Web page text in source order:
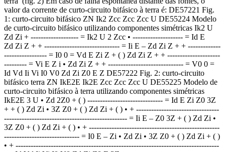
valor da corrente de curto-circuito bifásico à terra é: DE57221 Fig.
1: curto-circuito bifásico ZN Ik2 Zcc Zcc Zcc U DE55224 Modelo
de curto-circuito bifásico utilizando componentes simétricas Ik2 U
Zd Zi + ------------------- = Ik2 U 2 Zcc • -------------------- = Id E
Zd Zi Z + + ------------------------------ = Ii E – Zd Zi Z + + -------------
----------------- = I0 0 = Vd E Zi Z + ( ) Zd Zi Z + + ---------------------
--------- = Vi E Z i • Zd Zi Z + + ------------------------------ = V0 0 =
Id Vd Ii Vi I0 V0 Zd Zi Z0 E Z DE57222 Fig. 2: curto-circuito
bifásico terra ZN IkE2E Ik2E Zcc Zcc Zcc U DE55225 Modelo de
curto-circuito bifásico à terra utilizando componentes simétricas
IkE2E 3 U • Zd 2Z0 + ( ) ------------------------------ = Id E Zi Z0 3Z
+ + ( ) Zd Zi • 3Z Z0 + ( ) Zd Zi + ( ) • + ---------------------------------
------------------------------------------------- = Ii E – Z0 3Z + ( ) Zd Zi •
3Z Z0 + ( ) Zd Zi + ( ) • + ----------------------------------------------------
------------------------------ = I0 E – Zi • Zd Zi • 3Z Z0 + ( ) Zd Zi + ( )
• + ---------------------------------------------------------------------------------